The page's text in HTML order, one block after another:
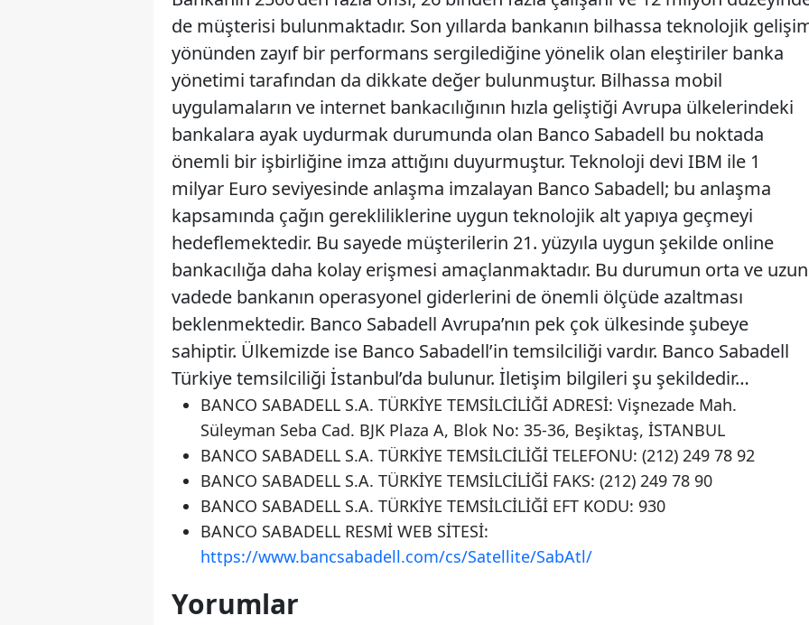
de müşterisi bulunmaktadır. Son yıllarda bankanın bilhassa teknolojik
yönünden zayıf bir performans sergilediğine yönelik olan eleştiriler banka
yönetimi tarafından da dikkate değer bulunmuştur. Bilhassa mobil
uygulamaların ve internet bankacılığının hızla geliştiği Avrupa ülkelerindeki
bankalara ayak uydurmak durumunda olan Banco Sabadell bu noktada
önemli bir işbirliğine imza attığını duyurmuştur. Teknoloji devi IBM ile 1
milyar Euro seviyesinde anlaşma imzalayan Banco Sabadell; bu anlaşma
kapsamında çağın gerekliliklerine uygun teknolojik alt yapıya geçmeyi
hedeflemektedir. Bu sayede müşterilerin 21. yüzyıla uygun şekilde online
bankacılığa daha kolay erişmesi amaçlanmaktadır. Bu durumun orta ve uzun
vadede bankanın operasyonel giderlerini de önemli ölçüde azaltması
beklenmektedir. Banco Sabadell Avrupa’nın pek çok ülkesinde şubeye
sahiptir. Ülkemizde ise Banco Sabadell’in temsilciliği vardır. Banco Sabadell
Türkiye temsilciliği İstanbul’da bulunur. İletişim bilgileri şu şekildedir…
BANCO SABADELL S.A. TÜRKİYE TEMSİLCİLİĞİ ADRESİ: Vişnezade Mah.
Süleyman Seba Cad. BJK Plaza A, Blok No: 35-36, Beşiktaş, İSTANBUL
BANCO SABADELL S.A. TÜRKİYE TEMSİLCİLİĞİ TELEFONU: (212) 249 78 92
BANCO SABADELL S.A. TÜRKİYE TEMSİLCİLİĞİ FAKS: (212) 249 78 90
BANCO SABADELL S.A. TÜRKİYE TEMSİLCİLİĞİ EFT KODU: 930
BANCO SABADELL RESMİ WEB SİTESİ:
https://www.bancsabadell.com/cs/Satellite/SabAtl/
Yorumlar